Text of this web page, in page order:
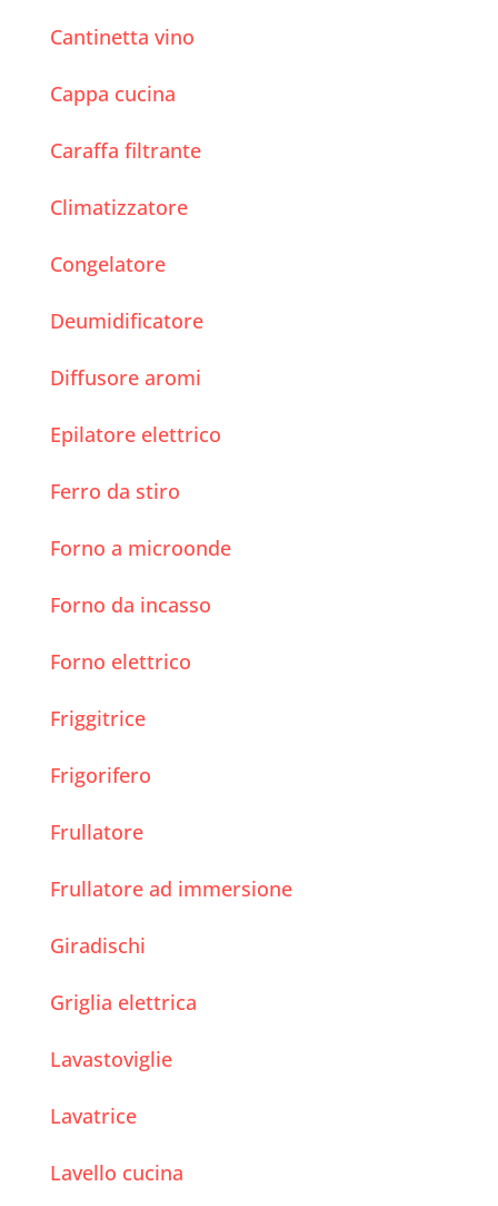
Cantinetta vino
Cappa cucina
Caraffa filtrante
Climatizzatore
Congelatore
Deumidificatore
Diffusore aromi
Epilatore elettrico
Ferro da stiro
Forno a microonde
Forno da incasso
Forno elettrico
Friggitrice
Frigorifero
Frullatore
Frullatore ad immersione
Giradischi
Griglia elettrica
Lavastoviglie
Lavatrice
Lavello cucina